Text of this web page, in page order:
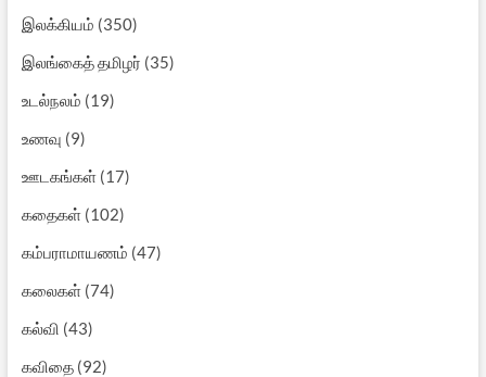
இலக்கியம் (350)
இலங்கைத் தமிழர் (35)
உடல்நலம் (19)
உணவு (9)
ஊடகங்கள்(17)
கதைகள்(102)
கம்பராமாயணம் (47)
கலைகள்(74)
கல்வி (43)
கவிதை(92)